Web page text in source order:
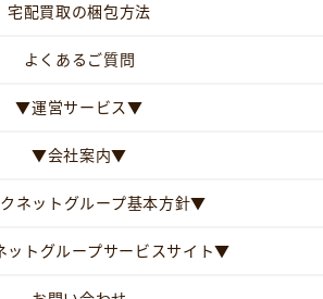
宅配買取の梱包方法
よくあるご質問
▼運営サービス▼
▼会社案内▼
ネットグループ基本方針▼
トグループサービスサイト▼